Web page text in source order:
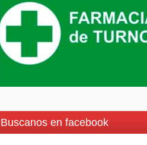
Buscanos en facebook